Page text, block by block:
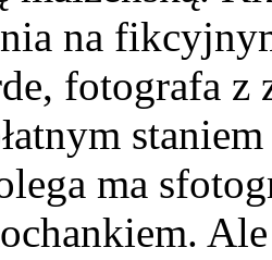
na
fotografa z
ma